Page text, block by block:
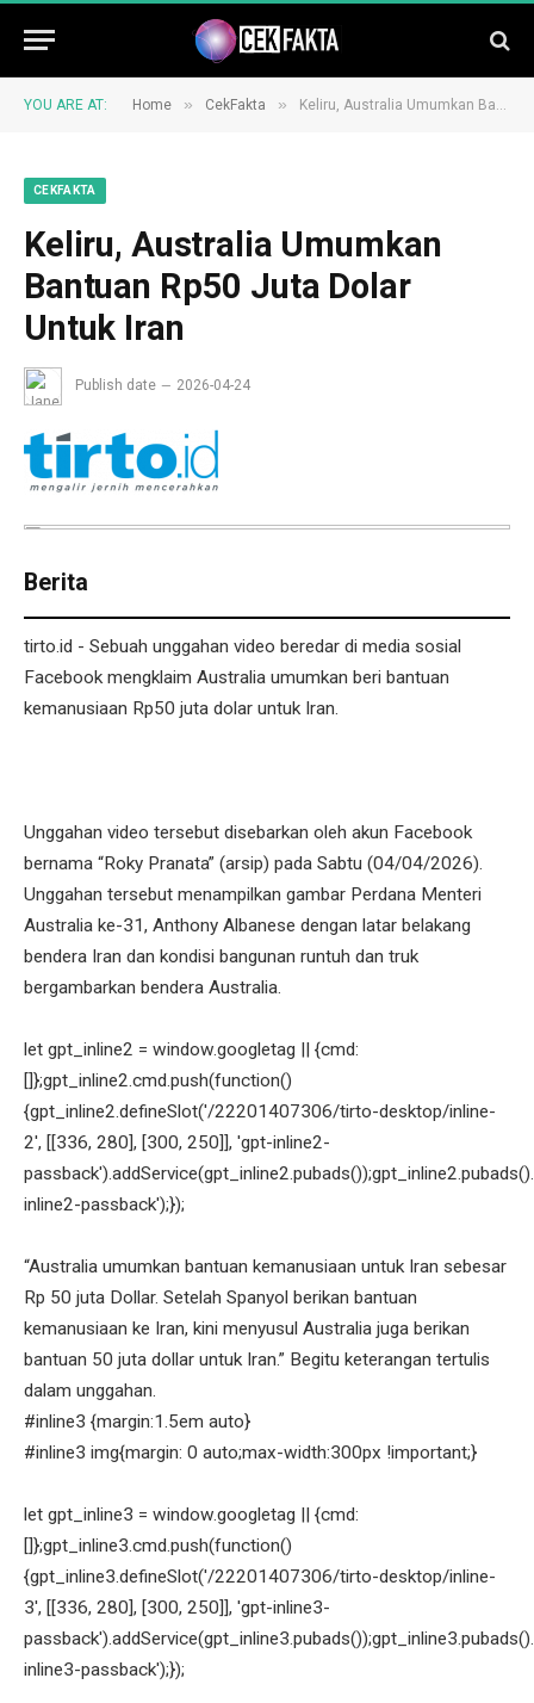
YOU ARE AT: Home » CekFakta » Keliru, Australia Umumkan Bantuan Rp50 Juta Dolar Untuk Iran
CEKFAKTA
Keliru, Australia Umumkan
Bantuan Rp50 Juta Dolar
Untuk Iran
Publish date 2026-04-24
Berita
tirto.id - Sebuah unggahan video beredar di media sosial
Facebook mengklaim Australia umumkan beri bantuan
kemanusiaan Rp50 juta dolar untuk Iran.
Unggahan video tersebut disebarkan oleh akun Facebook
bernama “Roky Pranata” (arsip) pada Sabtu (04/04/2026).
Unggahan tersebut menampilkan gambar Perdana Menteri
Australia ke-31, Anthony Albanese dengan latar belakang
bendera Iran dan kondisi bangunan runtuh dan truk
bergambarkan bendera Australia.
let gpt_inline2 = window.googletag || {cmd:
[]};gpt_inline2.cmd.push(function()
{gpt_inline2.defineSlot('/22201407306/tirto-desktop/inline-
2', [[336, 280], [300, 250]], 'gpt-inline2-
inline2-passback');});
“Australia umumkan bantuan kemanusiaan untuk Iran sebesar
Rp 50 juta Dollar. Setelah Spanyol berikan bantuan
kemanusiaan ke Iran, kini menyusul Australia juga berikan
bantuan 50 juta dollar untuk Iran.” Begitu keterangan tertulis
dalam unggahan.
#inline3 {margin:1.5em auto}
#inline3 img{margin: 0 auto;max-width:300px !important;}
let gpt_inline3 = window.googletag || {cmd:
[]};gpt_inline3.cmd.push(function()
{gpt_inline3.defineSlot('/22201407306/tirto-desktop/inline-
3', [[336, 280], [300, 250]], 'gpt-inline3-
inline3-passback');});